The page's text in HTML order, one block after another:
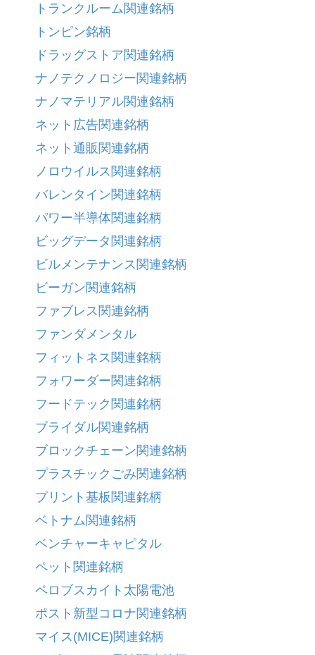
トランクルーム関連銘柄
トンピン銘柄
ドラッグストア関連銘柄
ナノテクノロジー関連銘柄
ナノマテリアル関連銘柄
ネット広告関連銘柄
ネット通販関連銘柄
ノロウイルス関連銘柄
バレンタイン関連銘柄
パワー半導体関連銘柄
ビッグデータ関連銘柄
ビルメンテナンス関連銘柄
ビーガン関連銘柄
ファブレス関連銘柄
ファンダメンタル
フィットネス関連銘柄
フォワーダー関連銘柄
フードテック関連銘柄
ブライダル関連銘柄
ブロックチェーン関連銘柄
プラスチックごみ関連銘柄
プリント基板関連銘柄
ベトナム関連銘柄
ベンチャーキャピタル
ペット関連銘柄
ペロブスカイト太陽電池
ポスト新型コロナ関連銘柄
マイス(MICE)関連銘柄